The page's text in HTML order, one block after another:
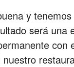
y
será una
con